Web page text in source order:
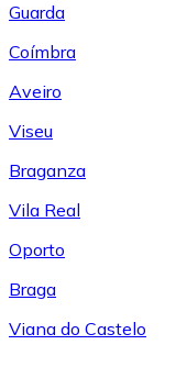
Guarda
Coímbra
Aveiro
Viseu
Braganza
Vila Real
Oporto
Braga
Viana do Castelo